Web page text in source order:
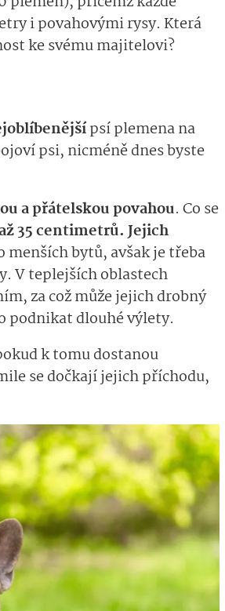
i povahovými rysy. Která
ke svému majitelovi?
psí plemena na
psi, nicméně dnes byste
a přátelskou povahou. Co se
35 centimetrů. Jejich
menších bytů, avšak je třeba
V teplejších oblastech
za což může jejich drobný
podnikat dlouhé výlety.
k tomu dostanou
se dočkají jejich příchodu,